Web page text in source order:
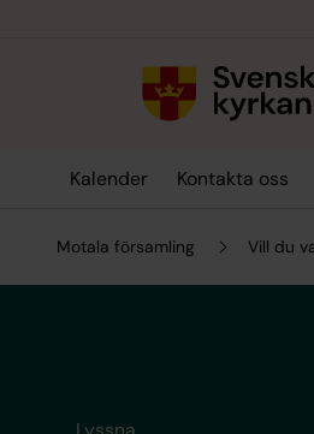
Kalender Kontakta oss
Motala församling Vill du